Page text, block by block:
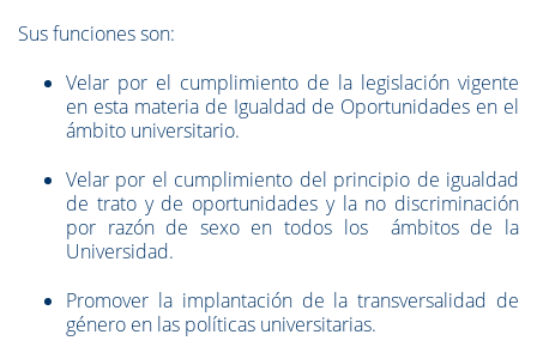
Sus funciones son:
Velar por el cumplimiento de la legislación vigente
en esta materia de Igualdad de Oportunidades en el
ámbito universitario.
Velar por el cumplimiento del principio de igualdad
de trato y de oportunidades y la no discriminación
por razón de sexo en todos los ámbitos de la
Universidad.
Promover la implantación de la transversalidad de
género en las políticas universitarias.